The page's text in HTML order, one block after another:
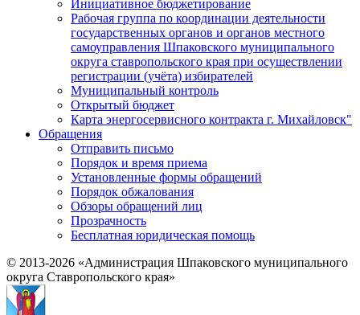
Инициативное бюджетирование
Рабочая группа по координации деятельности
государственных органов и органов местного
самоуправления Шпаковского муниципального
округа ставропольского края при осуществлении
регистрации (учёта) избирателей
Муниципальный контроль
Открытый бюджет
Карта энергосервисного контракта г. Михайловск"
Обращения
Отправить письмо
Порядок и время приема
Установленные формы обращений
Порядок обжалования
Обзоры обращений лиц
Прозрачность
Бесплатная юридическая помощь
© 2013-2026 «Администрация Шпаковского муниципального
округа Ставропольского края»